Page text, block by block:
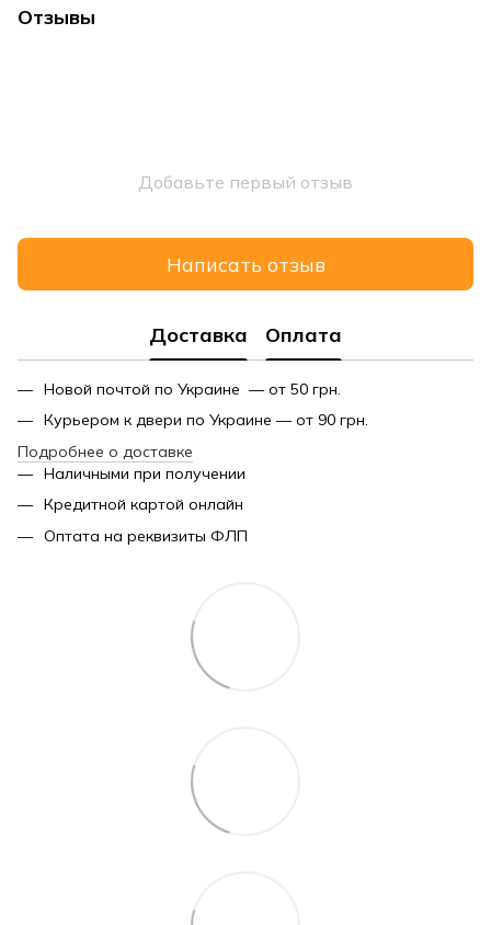
Отзывы
Добавьте первый отзыв
Написать отзыв
Доставка Оплата
Новой почтой по Украине — от 50 грн.
Курьером к двери по Украине — от 90 грн.
Подробнее о доставке
Наличными при получении
Кредитной картой онлайн
Оптата на реквизиты ФЛП